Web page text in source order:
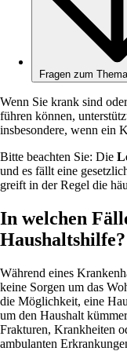
Fragen zum
Wenn Sie krank sind
führen können,
insbesondere, wenn ein
Bitte beachten Sie: Die
und es fällt eine
greift in der Regel die
In welchen
Haushaltshilfe?
Während eines
keine Sorgen um das
die Möglichkeit, eine
um den Haushalt
Frakturen, Krankheiten
ambulanten